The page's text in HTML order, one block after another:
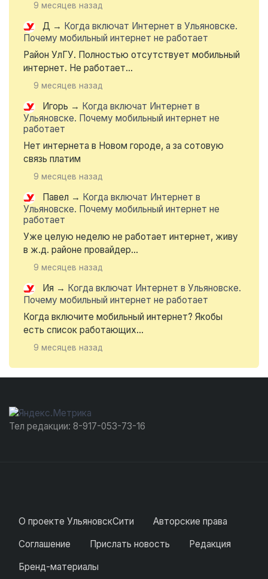
9 месяцев назад
Д → Когда включат Интернет в Ульяновске.
Почему мобильный интернет не работает
Район УлГУ. Полностью отсутствует мобильный
интернет. Не работает...
9 месяцев назад
Игорь → Когда включат Интернет в
Ульяновске. Почему мобильный интернет не
работает
Нет интернета в Новом городе, а за сотовую
связь платим
9 месяцев назад
Павел → Когда включат Интернет в
Ульяновске. Почему мобильный интернет не
работает
Уже целую неделю не работает интернет, живу
в ж.д. районе провайдер...
9 месяцев назад
Ия → Когда включат Интернет в Ульяновске.
Почему мобильный интернет не работает
Когда включите мобильный интернет? Якобы
есть список работающих...
9 месяцев назад
Тел редакции: 8-917-053-73-16
О проекте УльяновскСити
Авторские права
Соглашение
Прислать новость
Редакция
Бренд-материалы